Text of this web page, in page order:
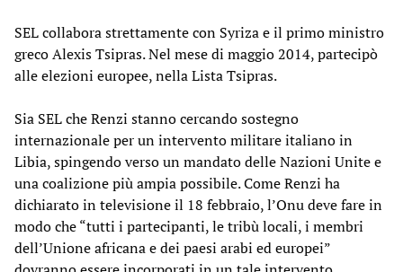
SEL collabora strettamente con Syriza e il primo ministro
greco Alexis Tsipras. Nel mese di maggio 2014, partecipò
alle elezioni europee, nella Lista Tsipras.
Sia SEL che Renzi stanno cercando sostegno
internazionale per un intervento militare italiano in
Libia, spingendo verso un mandato delle Nazioni Unite e
una coalizione più ampia possibile. Come Renzi ha
dichiarato in televisione il 18 febbraio, l’Onu deve fare in
modo che “tutti i partecipanti, le tribù locali, i membri
dell’Unione africana e dei paesi arabi ed europei”